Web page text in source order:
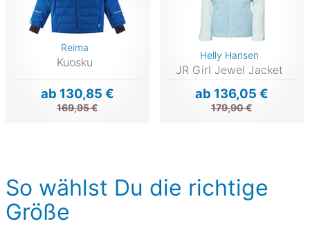
Reima
Kuosku
ab 130,85 €
169,95 €
Helly Hansen
JR Girl Jewel Jacket
ab 136,05 €
179,90 €
So wählst Du die richtige
Größe